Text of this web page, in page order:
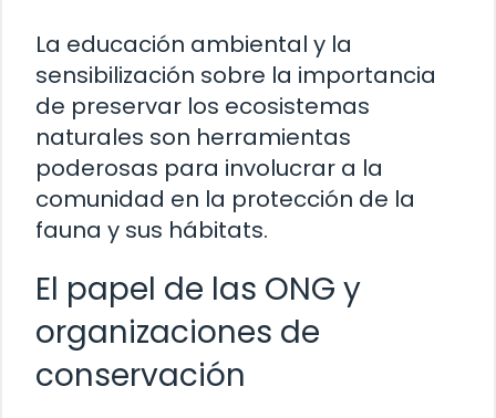
La educación ambiental y la
sensibilización sobre la importancia
de preservar los ecosistemas
naturales son herramientas
poderosas para involucrar a la
comunidad en la protección de la
fauna y sus hábitats.
El papel de las ONG y
organizaciones de
conservación